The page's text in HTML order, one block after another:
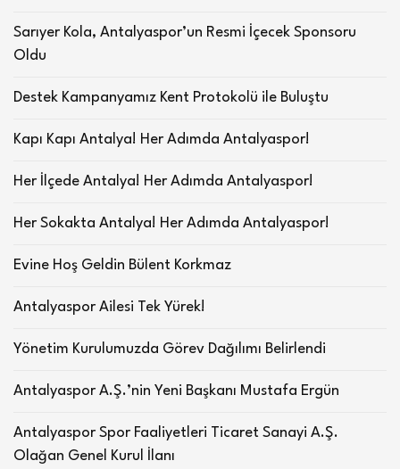
Sarıyer Kola, Antalyaspor’un Resmi İçecek Sponsoru
Oldu
Destek Kampanyamız Kent Protokolü ile Buluştu
Kapı Kapı Antalya! Her Adımda Antalyaspor!
Her İlçede Antalya! Her Adımda Antalyaspor!
Her Sokakta Antalya! Her Adımda Antalyaspor!
Evine Hoş Geldin Bülent Korkmaz
Antalyaspor Ailesi Tek Yürek!
Yönetim Kurulumuzda Görev Dağılımı Belirlendi
Antalyaspor A.Ş.’nin Yeni Başkanı Mustafa Ergün
Antalyaspor Spor Faaliyetleri Ticaret Sanayi A.Ş.
Olağan Genel Kurul İlanı